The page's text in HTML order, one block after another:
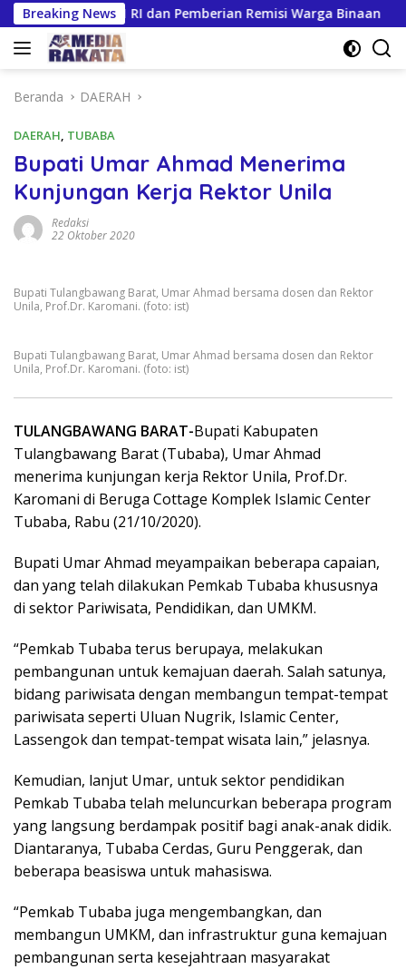
Langsung
ke
konten
Breaking News
81 RI dan Pemberian Remisi Warga Binaan Giliran
Beranda DAERAH
DAERAH, TUBABA
Bupati Umar Ahmad Menerima
Kunjungan Kerja Rektor Unila
Redaksi
22 Oktober 2020
Bupati Tulangbawang Barat, Umar Ahmad bersama dosen dan Rektor
Unila, Prof.Dr. Karomani. (foto: ist)
Bupati Tulangbawang Barat, Umar Ahmad bersama dosen dan Rektor
Unila, Prof.Dr. Karomani. (foto: ist)
TULANGBAWANG BARAT-Bupati Kabupaten
Tulangbawang Barat (Tubaba), Umar Ahmad
menerima kunjungan kerja Rektor Unila, Prof.Dr.
Karomani di Beruga Cottage Komplek Islamic Center
Tubaba, Rabu (21/10/2020).
Bupati Umar Ahmad meyampaikan beberapa capaian,
dan yang telah dilakukan Pemkab Tubaba khususnya
di sektor Pariwisata, Pendidikan, dan UMKM.
“Pemkab Tubaba terus berupaya, melakukan
pembangunan untuk kemajuan daerah. Salah satunya,
bidang pariwisata dengan membangun tempat-tempat
pariwisata seperti Uluan Nugrik, Islamic Center,
Lassengok dan tempat-tempat wisata lain,” jelasnya.
Kemudian, lanjut Umar, untuk sektor pendidikan
Pemkab Tubaba telah meluncurkan beberapa program
yang langsung berdampak positif bagi anak-anak didik.
Diantaranya, Tubaba Cerdas, Guru Penggerak, dan
beberapa beasiswa untuk mahasiswa.
“Pemkab Tubaba juga mengembangkan, dan
membangun UMKM, dan infrastruktur guna kemajuan
pembangunan serta kesejahtraan masyarakat